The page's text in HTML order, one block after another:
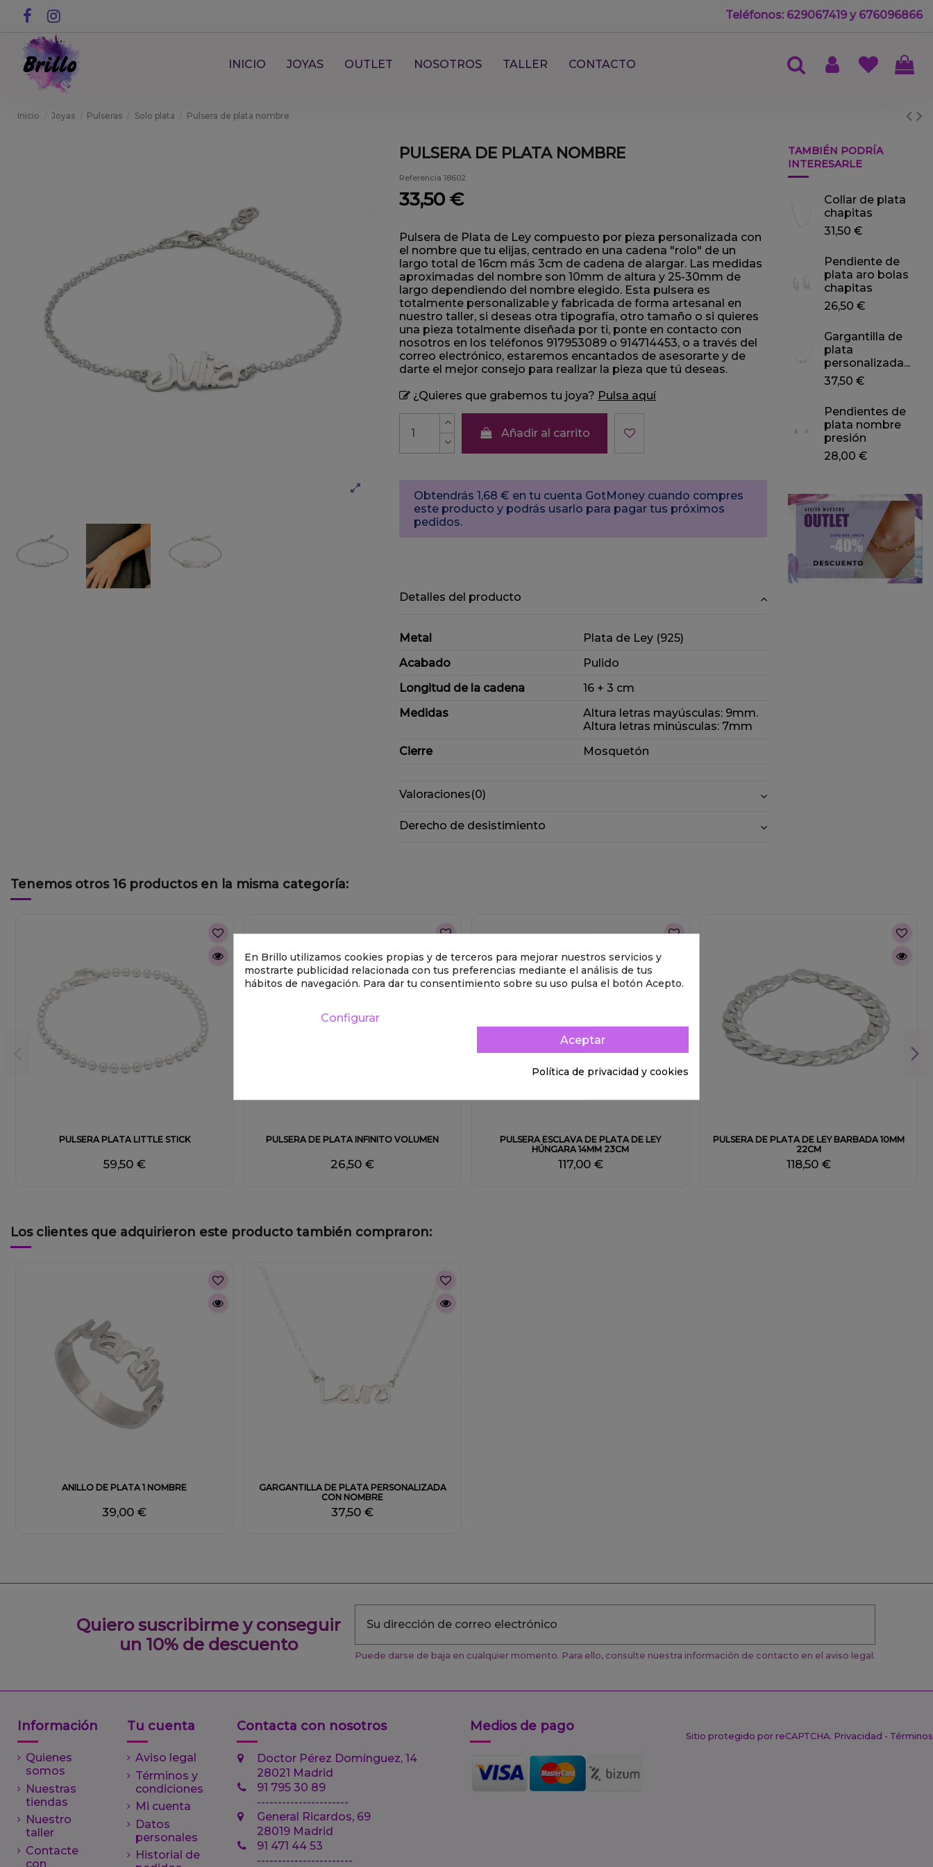
Teléfonos: 629067419 y 676096866
INICIO JOYAS OUTLET NOSOTROS TALLER CONTACTO
Inicio Joyas Pulseras Solo plata Pulsera de plata nombre
PULSERA DE PLATA NOMBRE
Referencia 18602
33,50 €
Pulsera de Plata de Ley compuesto por pieza personalizada con
el nombre que tu elijas, centrado en una cadena "rolo" de un
largo total de 16cm más 3cm de cadena de alargar. Las medidas
aproximadas del nombre son 10mm de altura y 25-30mm de
largo dependiendo del nombre elegido. Esta pulsera es
totalmente personalizable y fabricada de forma artesanal en
nuestro taller, si deseas otra tipografía, otro tamaño o si quieres
una pieza totalmente diseñada por ti, ponte en contacto con
nosotros en los teléfonos 917953089 o 914714453, o a través del
correo electrónico, estaremos encantados de asesorarte y de
darte el mejor consejo para realizar la pieza que tú deseas.
¿Quieres que grabemos tu joya? Pulsa aquí­
Añadir al carrito
Obtendrás 1,68 € en tu cuenta GotMoney cuando compres
este producto y podrás usarlo para pagar tus próximos
pedidos.
Detalles del producto
Metal
Plata de Ley (925)
Acabado
Pulido
Longitud de la cadena
16 + 3 cm
Medidas
Altura letras mayúsculas: 9mm.
Altura letras minúsculas: 7mm
Cierre
Mosquetón
Valoraciones(0)
Derecho de desistimiento
TAMBIÉN PODRÍA
INTERESARLE
Collar de plata
chapitas
31,50 €
Pendiente de
plata aro bolas
chapitas
26,50 €
Gargantilla de
plata
personalizada...
37,50 €
Pendientes de
plata nombre
presión
28,00 €
Tenemos otros 16 productos en la misma categoría:
PULSERA PLATA LITTLE STICK
59,50 €
PULSERA DE PLATA INFINITO VOLUMEN
26,50 €
PULSERA ESCLAVA DE PLATA DE LEY
HÚNGARA 14MM 23CM
117,00 €
PULSERA DE PLATA DE LEY BARBADA 10MM
22CM
118,50 €
Los clientes que adquirieron este producto también compraron:
ANILLO DE PLATA 1 NOMBRE
39,00 €
GARGANTILLA DE PLATA PERSONALIZADA
CON NOMBRE
37,50 €
Quiero suscribirme y conseguir
un 10% de descuento
Puede darse de baja en cualquier momento. Para ello, consulte nuestra información de contacto en el aviso legal.
Información
Quienes
somos
Nuestras
tiendas
Nuestro
taller
Contacte
con
Tu cuenta
Aviso legal
Términos y
condiciones
Mi cuenta
Datos
personales
Historial de
Contacta con nosotros
Doctor Pérez Domínguez, 14
28021 Madrid
91 795 30 89
----------------------
General Ricardos, 69
28019 Madrid
91 471 44 53
-----------------------
Medios de pago
Sitio protegido por reCAPTCHA. Privacidad - Términos
En Brillo utilizamos cookies propias y de terceros para mejorar nuestros servicios y
mostrarte publicidad relacionada con tus preferencias mediante el análisis de tus
hábitos de navegación. Para dar tu consentimiento sobre su uso pulsa el botón Acepto.
Configurar
Aceptar
Política de privacidad y cookies